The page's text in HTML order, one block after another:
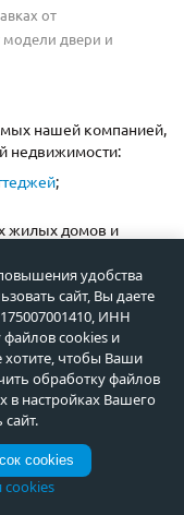
от
модели двери и
нашей компанией,
недвижимости:
;
жилых домов и
комплектацию,
и назначению
с терморазрывом,
покраской,
удобства
сайт, Вы даете
ИНН
файлов cookies и
хотите, чтобы Ваши
обработку файлов
в настройках Вашего
cookies
cookies